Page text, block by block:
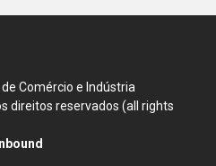
Comércio e Indústria
direitos reservados (all rights